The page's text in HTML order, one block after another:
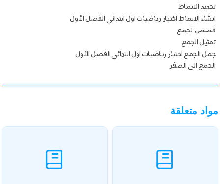
تحديد الانماط
انشاء الانماط اختبار رياضيات اول ابتدائي الفصل الأول
قصص الجمع
تمثيل الجمع
جمل الجمع اختبار رياضيات اول ابتدائي الفصل الأول
الجمع الى الصفر
مواد متعلقة